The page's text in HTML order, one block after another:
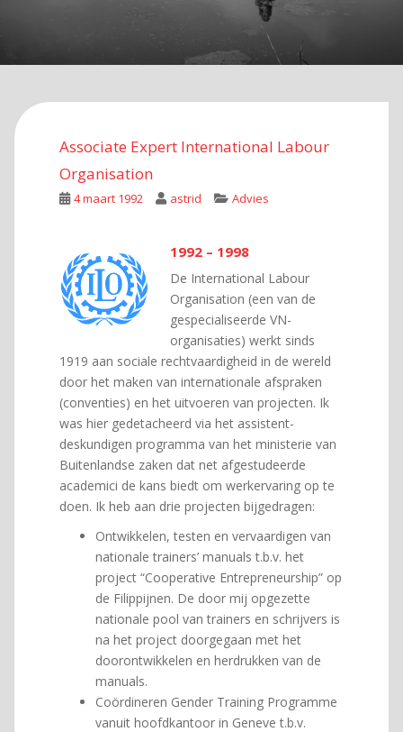
Associate Expert International Labour
Organisation
4 maart 1992 astrid Advies
1992 – 1998
De International Labour
Organisation (een van de
gespecialiseerde VN-
organisaties) werkt sinds
1919 aan sociale rechtvaardigheid in de wereld
door het maken van internationale afspraken
(conventies) en het uitvoeren van projecten. Ik
was hier gedetacheerd via het assistent-
deskundigen programma van het ministerie van
Buitenlandse zaken dat net afgestudeerde
academici de kans biedt om werkervaring op te
doen. Ik heb aan drie projecten bijgedragen:
Ontwikkelen, testen en vervaardigen van
nationale trainers’ manuals t.b.v. het
project “Cooperative Entrepreneurship” op
de Filippijnen. De door mij opgezette
nationale pool van trainers en schrijvers is
na het project doorgegaan met het
doorontwikkelen en herdrukken van de
manuals.
Coördineren Gender Training Programme
vanuit hoofdkantoor in Geneve t.b.v.